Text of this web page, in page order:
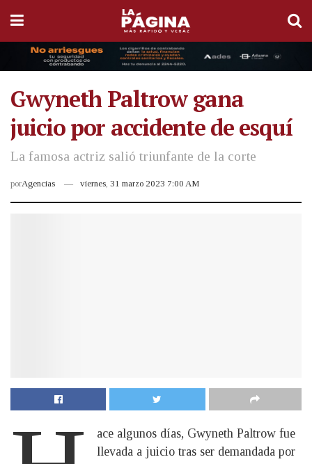
Gwyneth Paltrow gana
juicio por accidente de esquí
La famosa actriz salió triunfante de la corte
porAgencias viernes, 31 marzo 2023 7:00 AM
ace algunos días, Gwyneth Paltrow fue
llevada a juicio tras ser demandada por